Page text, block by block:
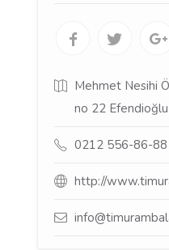
Mehmet Nesihi
no 22
0212 556-86-88
http://